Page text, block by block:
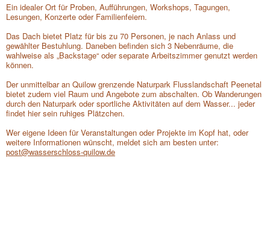
Ein idealer Ort für Proben, Aufführungen, Workshops, Tagungen,
Lesungen, Konzerte oder Familienfeiern.
Das Dach bietet Platz für bis zu 70 Personen, je nach Anlass und
gewählter Bestuhlung. Daneben befinden sich 3 Nebenräume, die
wahlweise als „Backstage“ oder separate Arbeitszimmer genutzt werden
können.
Der unmittelbar an Quilow grenzende Naturpark Flusslandschaft Peenetal
bietet zudem viel Raum und Angebote zum abschalten. Ob Wanderungen
durch den Naturpark oder sportliche Aktivitäten auf dem Wasser... jeder
findet hier sein ruhiges Plätzchen.
Wer eigene Ideen für Veranstaltungen oder Projekte im Kopf hat, oder
weitere Informationen wünscht, meldet sich am besten unter:
post@wasserschloss-quilow.de